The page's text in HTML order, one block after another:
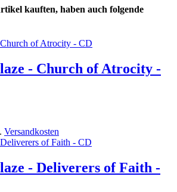
kauften, haben auch folgende
- Church of Atrocity -
Versandkosten
- Deliverers of Faith -